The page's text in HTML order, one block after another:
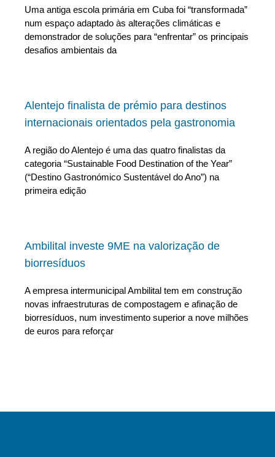
Uma antiga escola primária em Cuba foi “transformada”
num espaço adaptado às alterações climáticas e
demonstrador de soluções para “enfrentar” os principais
desafios ambientais da
Alentejo finalista de prémio para destinos
internacionais orientados pela gastronomia
A região do Alentejo é uma das quatro finalistas da
categoria “Sustainable Food Destination of the Year”
(“Destino Gastronómico Sustentável do Ano”) na
primeira edição
Ambilital investe 9ME na valorização de
biorresíduos
A empresa intermunicipal Ambilital tem em construção
novas infraestruturas de compostagem e afinação de
biorresíduos, num investimento superior a nove milhões
de euros para reforçar